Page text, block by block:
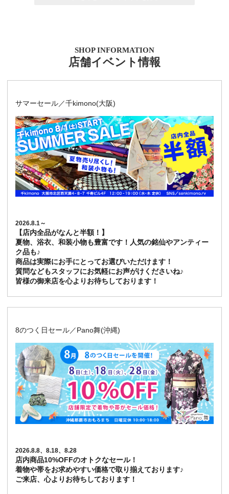
SHOP INFORMATION
店舗イベント情報
サマーセール／千kimono(大阪)
2026.8.1～
【店内全品がなんと半額！】
夏物、浴衣、和装小物も豊富です！人気の銘仙やアンティー
ク品も♪
商品は実際にお手にとってお選びいただけます！
質問などもスタッフにお気軽にお声がけくださいね♪
皆様の御来店を心よりお待ちしております！
8のつく日セール／Pano舞(沖縄)
2026.8.8、8.18、8.28
店内商品10%OFFのオトクなセール！
着物や帯をお求めやすい価格で取り揃えております♪
ご来店、心よりお待ちしております！